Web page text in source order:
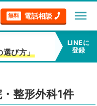
無料 電話相談 menu
び方」
LINEに
登録
整形外科1件